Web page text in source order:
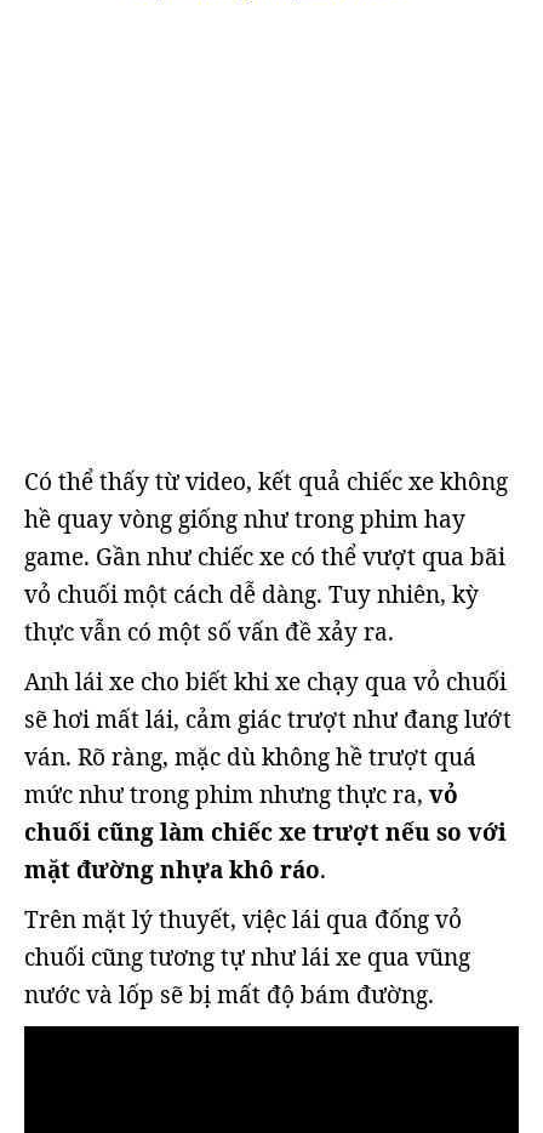
Có thể thấy từ video, kết quả chiếc xe không
hề quay vòng giống như trong phim hay
game. Gần như chiếc xe có thể vượt qua bãi
vỏ chuối một cách dễ dàng. Tuy nhiên, kỳ
thực vẫn có một số vấn đề xảy ra.
Anh lái xe cho biết khi xe chạy qua vỏ chuối
sẽ hơi mất lái, cảm giác trượt như đang lướt
ván. Rõ ràng, mặc dù không hề trượt quá
mức như trong phim nhưng thực ra, vỏ
chuối cũng làm chiếc xe trượt nếu so với
mặt đường nhựa khô ráo.
Trên mặt lý thuyết, việc lái qua đống vỏ
chuối cũng tương tự như lái xe qua vũng
nước và lốp sẽ bị mất độ bám đường.